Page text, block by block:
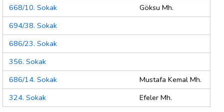
668/10. Sokak
Göksu Mh.
694/38. Sokak
686/23. Sokak
356. Sokak
686/14. Sokak
Mustafa Kemal Mh.
324. Sokak
Efeler Mh.